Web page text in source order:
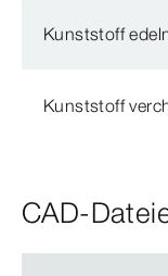
Kunststoff
Kunststoff
CAD-